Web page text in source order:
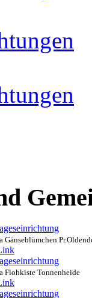
Gänseblümchen
Flohkiste Tonnenheide